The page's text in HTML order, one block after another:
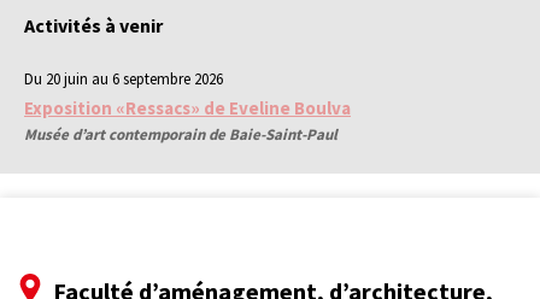
Activités à venir
Du 20 juin au 6 septembre 2026
Exposition «Ressacs» de Eveline Boulva
Musée d’art contemporain de Baie-Saint-Paul
Faculté d’aménagement, d’architecture,